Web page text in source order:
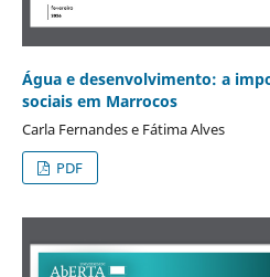
Água e desenvolvimento: a
sociais em Marrocos
Carla Fernandes e Fátima Alves
PDF